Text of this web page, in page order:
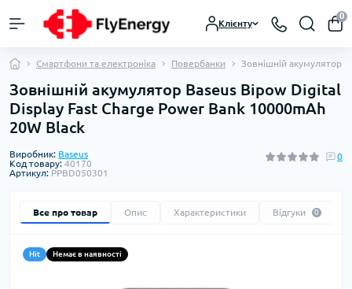
Клієнту
0
Смартфони та електроніка Повербанки Зовнішній акумулятор
Зовнішній акумулятор Baseus Bipow Digital
Display Fast Charge Power Bank 10000mAh
20W Black
Виробник: Baseus
Код товару: 40170
Артикул: PPBD050301
0
Все про товар Опис Характеристики Відгуки 0
Hit Немає в наявності